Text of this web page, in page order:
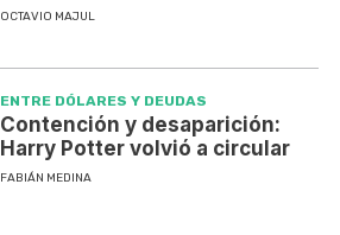
OCTAVIO MAJUL
ENTRE DÓLARES Y DEUDAS
Contención y desaparición:
Harry Potter volvió a circular
FABIÁN MEDINA